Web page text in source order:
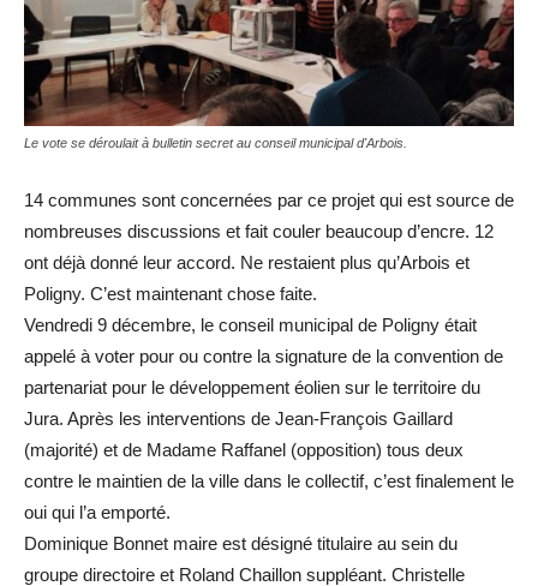
Le vote se déroulait à bulletin secret au conseil municipal d'Arbois.
14 communes sont concernées par ce projet qui est source de
nombreuses discussions et fait couler beaucoup d’encre. 12
ont déjà donné leur accord. Ne restaient plus qu’Arbois et
Poligny. C’est maintenant chose faite.
Vendredi 9 décembre, le conseil municipal de Poligny était
appelé à voter pour ou contre la signature de la convention de
partenariat pour le développement éolien sur le territoire du
Jura. Après les interventions de Jean-François Gaillard
(majorité) et de Madame Raffanel (opposition) tous deux
contre le maintien de la ville dans le collectif, c’est finalement le
oui qui l’a emporté.
Dominique Bonnet maire est désigné titulaire au sein du
groupe directoire et Roland Chaillon suppléant. Christelle